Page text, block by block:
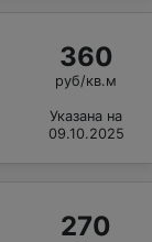
360
руб/кв.м
Указана на
09.10.2025
270